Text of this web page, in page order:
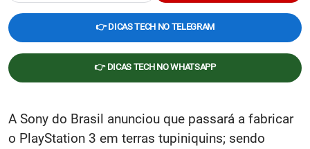
👉 DICAS TECH NO TELEGRAM
👉 DICAS TECH NO WHATSAPP
A Sony do Brasil anunciou que passará a fabricar
o PlayStation 3 em terras tupiniquins; sendo